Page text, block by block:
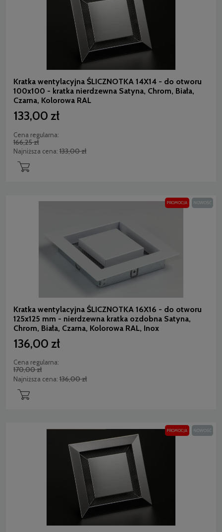
Kratka wentylacyjna ŚLICZNOTKA 14X14 - do otworu
100x100 - kratka nierdzewna Satyna, Chrom, Biała,
Czarna, Kolorowa RAL
133,00 zł
Cena regularna:
166,25 zł
Najniższa cena: 133,00 zł
Kratka wentylacyjna ŚLICZNOTKA 16X16 - do otworu
125x125 mm - nierdzewna kratka ozdobna Satyna,
Chrom, Biała, Czarna, Kolorowa RAL, Inox
136,00 zł
Cena regularna:
170,00 zł
Najniższa cena: 136,00 zł
PROMOCJA NOWOŚĆ
PROMOCJA NOWOŚĆ